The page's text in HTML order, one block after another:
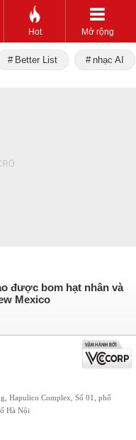
Hot Mở rộng
Better List nhạc AI
được bom hạt nhân và
Mexico
Hapulico Complex, Số 01, phố
Hà Nội